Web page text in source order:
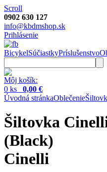
Scroll
0902 630 127
info@kbdmshop.sk
Prihlásenie
BicykelSúčiastkyPríslušenstvo
Môj košík:
0 ks 0,00 €
Úvodná stránkaOblečenie
Šiltovka
(Black)
Cinelli